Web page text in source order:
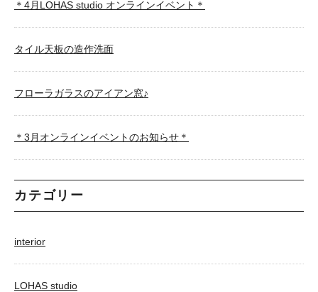
＊4月LOHAS studio オンラインイベント＊
タイル天板の造作洗面
フローラガラスのアイアン窓♪
＊3月オンラインイベントのお知らせ＊
カテゴリー
interior
LOHAS studio